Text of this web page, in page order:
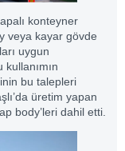
konteyner
veya kayar gövde
uygun
bu talepleri
üretim yapan
body’leri dahil etti.